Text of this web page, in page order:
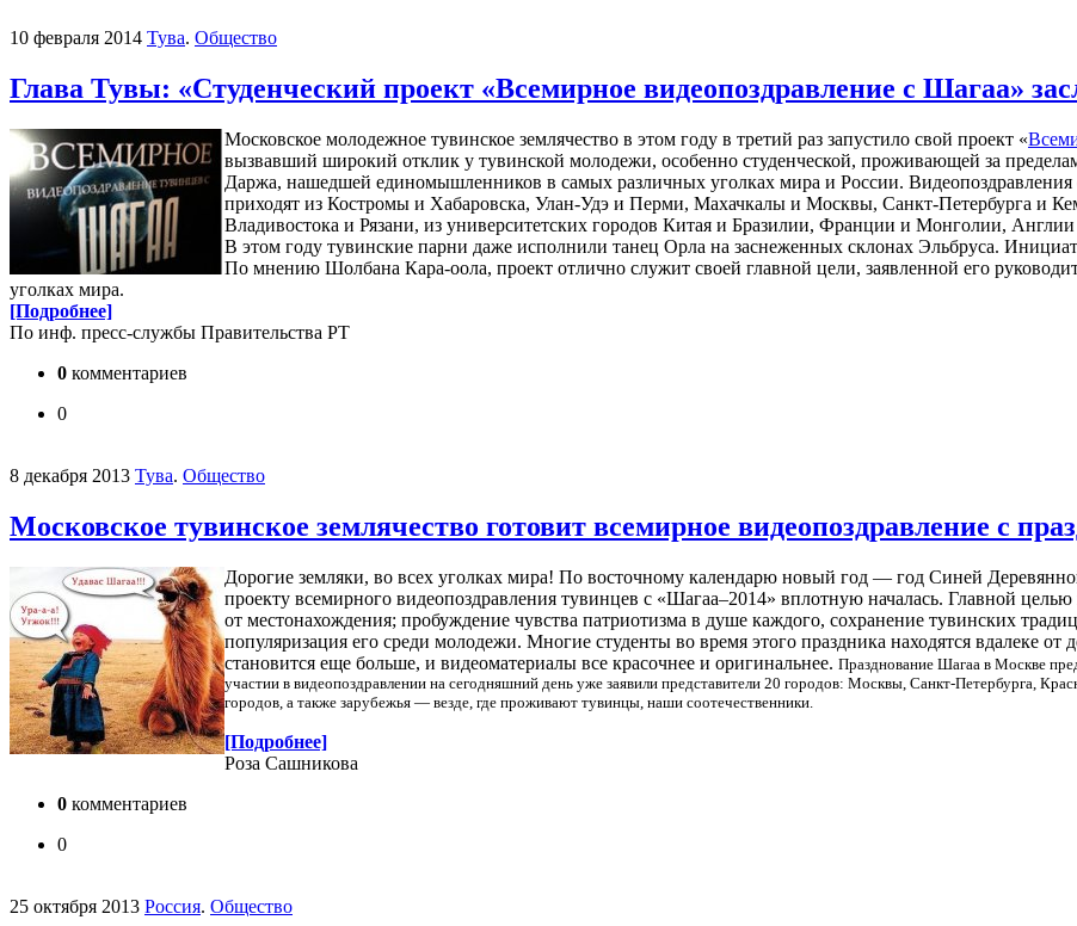
10 февраля 2014 Тува. Общество
Глава Тувы: «Студенческий проект «Всемирное видеопоздравление с Шагаа»
Московское молодежное тувинское землячество в этом году в третий раз запустило свой проект «
вызвавший широкий отклик у тувинской молодежи, особенно студенческой, проживающей за
Даржа, нашедшей единомышленников в самых различных уголках мира и России.
приходят из Костромы и Хабаровска, Улан-Удэ и Перми, Махачкалы и Москвы, Санкт-Петербурга и
Владивостока и Рязани, из университетских городов Китая и Бразилии, Франции и Монголии,
В этом году тувинские парни даже исполнили танец Орла на заснеженных склонах Эльбруса.
По мнению Шолбана Кара-оола, проект отлично служит своей главной цели, заявленной его
уголках мира.
[Подробнее]
По инф. пресс-службы Правительства РТ
0 комментариев
0
8 декабря 2013 Тува. Общество
Московское тувинское землячество готовит всемирное видеопоздравление с
Дорогие земляки, во всех уголках мира! По восточному календарю новый год — год Синей
проекту всемирного видеопоздравления тувинцев с «Шагаа–2014» вплотную началась. Главной
от местонахождения; пробуждение чувства патриотизма в душе каждого, сохранение тувинских
популяризация его среди молодежи. Многие студенты во время этого праздника находятся вдалеке
становится еще больше, и видеоматериалы все красочнее и оригинальнее. Празднование Шагаа в Москве
участии в видеопоздравлении на сегодняшний день уже заявили представители 20 городов: Москвы, Санкт-Петербурга,
городов, а также зарубежья — везде, где проживают тувинцы, наши соотечественники.
[Подробнее]
Роза Сашникова
0 комментариев
0
25 октября 2013 Россия. Общество